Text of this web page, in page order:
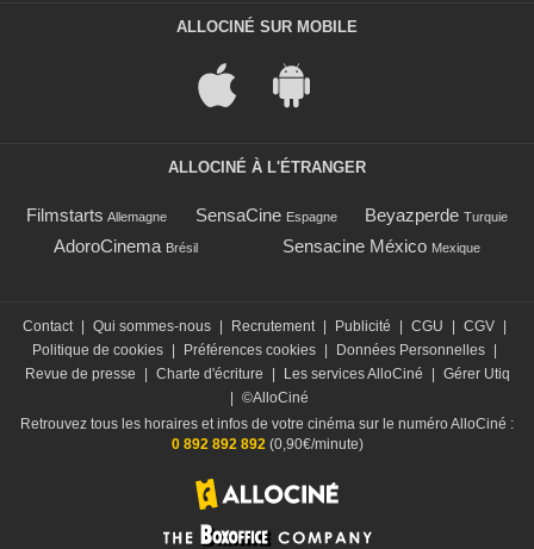
ALLOCINÉ SUR MOBILE
ALLOCINÉ À L'ÉTRANGER
Filmstarts Allemagne SensaCine Espagne Beyazperde Turquie
AdoroCinema Brésil Sensacine México Mexique
Contact | Qui sommes-nous | Recrutement | Publicité | CGU | CGV |
Politique de cookies | Préférences cookies | Données Personnelles |
Revue de presse
| Charte d'écriture | Les services AlloCiné | Gérer Utiq
| ©AlloCiné
Retrouvez tous les horaires et infos de votre cinéma sur le numéro AlloCiné :
0 892 892 892 (0,90€/minute)